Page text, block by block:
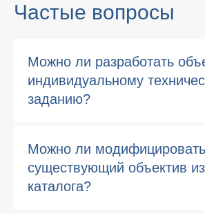
Частые вопросы
Можно ли разработать
индивидуальному
заданию?
Можно ли модифицировать
существующий объектив из
каталога?